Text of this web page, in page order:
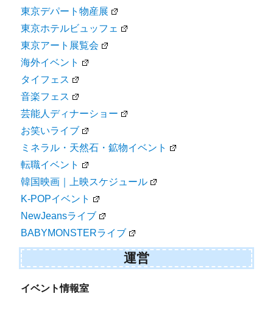
東京デパート物産展
東京ホテルビュッフェ
東京アート展覧会
海外イベント
タイフェス
音楽フェス
芸能人ディナーショー
お笑いライブ
ミネラル・天然石・鉱物イベント
転職イベント
韓国映画｜上映スケジュール
K-POPイベント
NewJeansライブ
BABYMONSTERライブ
運営
イベント情報室